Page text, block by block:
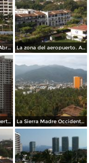
La zona del río Cualé. Abril/2015 La zona del aeropuerto. Abril/2015
La zona hotelera de Puerto Vallarta. Abril/2015 La Sierra Madre Occidental desde la zona hotelera. Abril/2015